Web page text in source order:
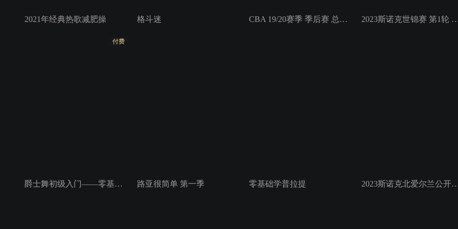
2021年经典热歌减肥操 格斗迷 CBA 19/20赛季 季后赛 总决赛 广东东莞银行VS辽宁本钢 第1场 2023斯诺克世锦赛 第1轮 丁俊晖VS侯赛因·瓦菲
付费
爵士舞初级入门——零基础爵士舞速成 路亚很简单 第一季 零基础学普拉提 2023斯诺克北爱尔兰公开赛 第3轮 马修·塞尔特VS杰克·利索夫斯基